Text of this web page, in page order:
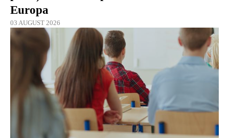
Europa
03 AUGUST 2026